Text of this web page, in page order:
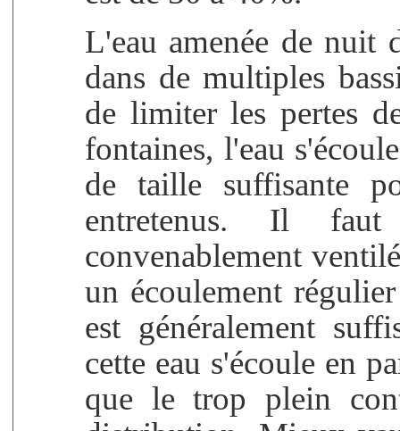
L'eau amenée de nuit
dans de multiples
de limiter les pertes
fontaines, l'eau
de taille suffisante
entretenus. Il faut
convenablement
un écoulement
est généralement
cette eau s'écoule en
que le trop plein